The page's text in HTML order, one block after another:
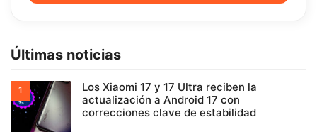
Últimas noticias
Los Xiaomi 17 y 17 Ultra reciben la
actualización a Android 17 con
correcciones clave de estabilidad